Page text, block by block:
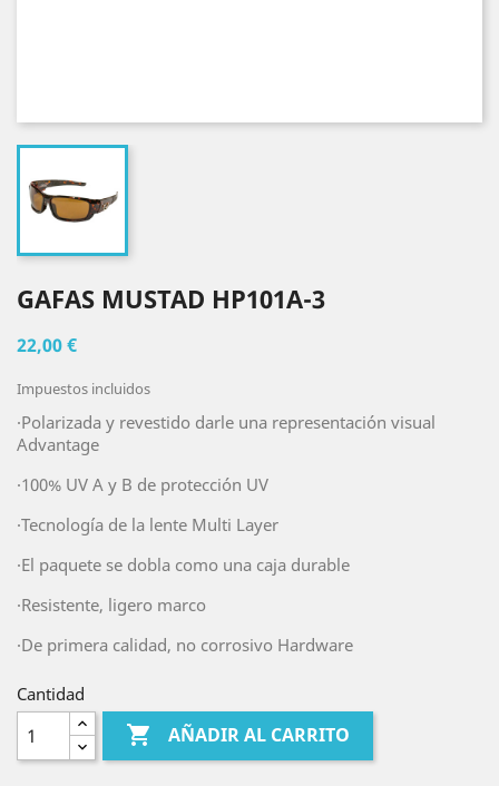
GAFAS MUSTAD HP101A-3
22,00 €
Impuestos incluidos
·Polarizada y revestido darle una representación visual
Advantage
·100% UV A y B de protección UV
·Tecnología de la lente Multi Layer
·El paquete se dobla como una caja durable
·Resistente, ligero marco
·De primera calidad, no corrosivo Hardware
Cantidad
 AÑADIR AL CARRITO